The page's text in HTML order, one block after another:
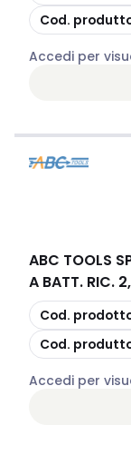
copia
Cod.
Accedi per
ABC TOOLS
A BATT. RIC.
copia
Cod.
copia
Cod.
Accedi per